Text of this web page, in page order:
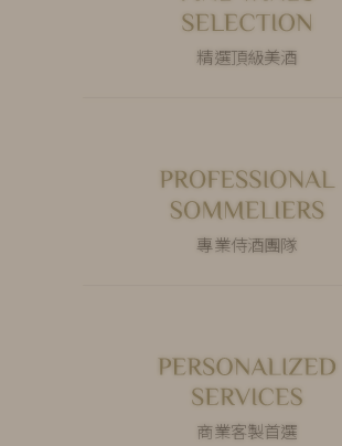
精選頂級美酒
專業侍酒團隊
商業客製首選